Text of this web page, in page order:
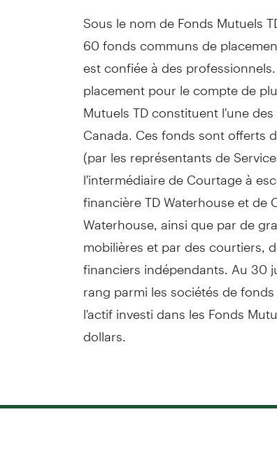
Sous le nom de Fonds Mutuels
60 fonds communs de
est confiée à des
placement pour le compte de
Mutuels TD constituent l'une
Canada. Ces fonds sont offerts
(par les représentants de
l'intermédiaire de Courtage à
financière TD Waterhouse et de
Waterhouse, ainsi que par de
mobilières et par des courtiers,
financiers indépendants. Au 30
rang parmi les sociétés de
l'actif investi dans les Fonds
dollars.